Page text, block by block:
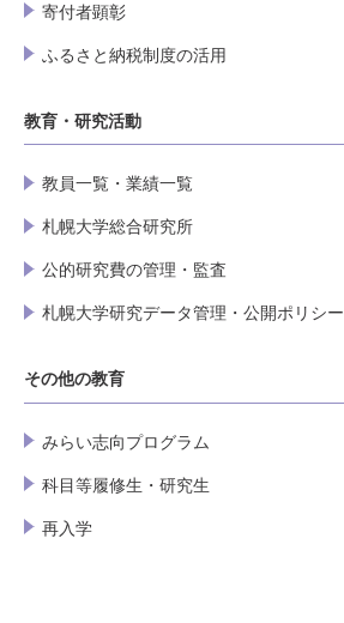
寄付者顕彰
ふるさと納税制度の活用
教育・研究活動
教員一覧・業績一覧
札幌大学総合研究所
公的研究費の管理・監査
札幌大学研究データ管理・公開ポリシー
その他の教育
みらい志向プログラム
科目等履修生・研究生
再入学